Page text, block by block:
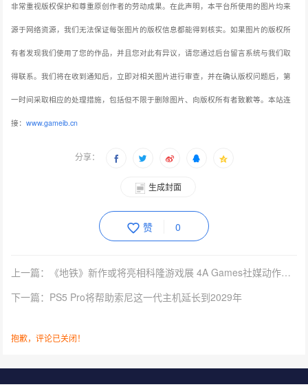
非常重视版权保护和尊重原创作者的劳动成果。在此声明，本平台所使用的图片均来
源于网络资源，我们无法保证每张图片的版权信息都能得到核实。如果图片的版权所
有者发现我们使用了您的作品，并且您对此有异议，请您通过后台留言系统与我们取
得联系。我们将在收到通知后，立即对相关图片进行审查，并在确认版权问题后，第
一时间采取相应的处理措施，包括但不限于删除图片、向版权所有者致歉等。本站连
接：www.gameib.cn
分享：
生成封面
赞 0
上一篇：《地铁》新作或将亮相科隆游戏展 4A Games社媒动作引猜测
下一篇：PS5 Pro将帮助索尼这一代主机延长到2029年
抱歉，评论已关闭！